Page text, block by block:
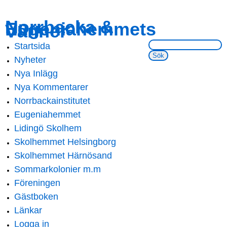
main
content
navigation
Norrbacka &
Eugeniahemmets
Vänner
Sök på webbsidan:
Main menu
Startsida
Nyheter
Nya Inlägg
Nya Kommentarer
Norrbackainstitutet
Eugeniahemmet
Lidingö Skolhem
Skolhemmet Helsingborg
Skolhemmet Härnösand
Sommarkolonier m.m
Föreningen
Gästboken
Länkar
Logga in